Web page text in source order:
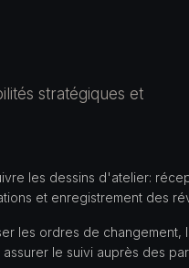
stratégiques et
les dessins d'atelier:
et enregistrement des
les ordres de changement,
le suivi auprès des